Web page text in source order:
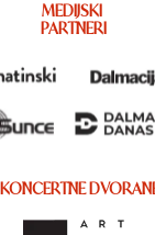
MEDIJSKI
PARTNERI